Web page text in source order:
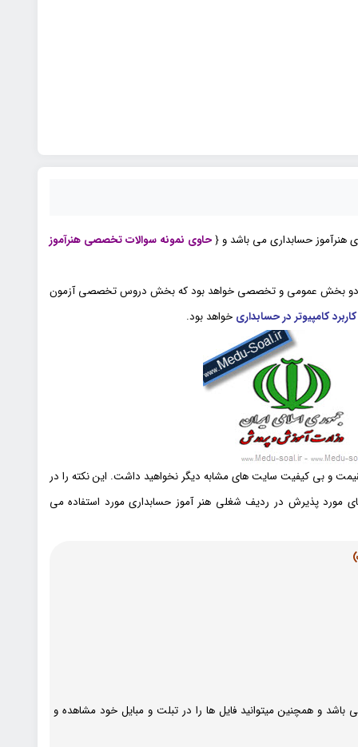
هنرآموز حسابداری می باشد و {حاوی نمونه سوالات تخصصی هنرآموز
بخش عمومی و تخصصی خواهد بود که بخش دروس تخصصی آزمون
خواهد بود.
و بی کیفیت سایت های مشابه دیگر نخواهید داشت. این نکته را در
مورد پذیرش در ردیف شغلی هنر آموز حسابداری مورد استفاده می
و همچنین میتوانید فایل ها را در تبلت و مبایل خود مشاهده و